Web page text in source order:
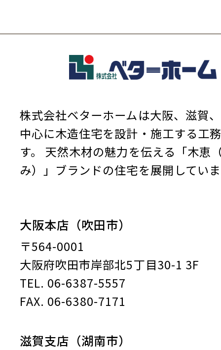
株式会社ベターホームは大阪、滋賀
中心に木造住宅を設計・施工する工
す。
天然木材の魅力を伝える「木恵
み）」ブランドの住宅を展開してい
大阪本店（吹田市）
〒564-0001
大阪府吹田市岸部北5丁目30-1 3F
TEL. 06-6387-5557
FAX. 06-6380-7171
滋賀支店（湖南市）